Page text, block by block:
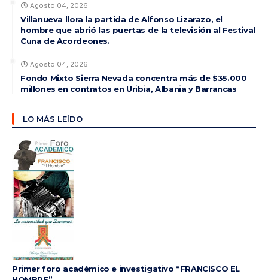
Agosto 04, 2026
Villanueva llora la partida de Alfonso Lizarazo, el
hombre que abrió las puertas de la televisión al Festival
Cuna de Acordeones.
Agosto 04, 2026
Fondo Mixto Sierra Nevada concentra más de $35.000
millones en contratos en Uribia, Albania y Barrancas
LO MÁS LEÍDO
Primer foro académico e investigativo “FRANCISCO EL